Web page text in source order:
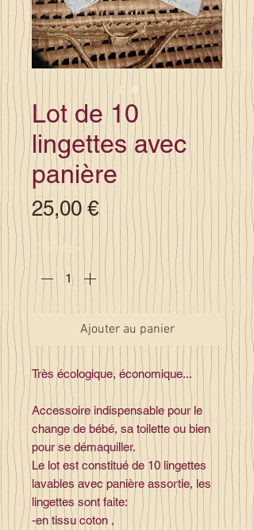
Lot de 10
lingettes avec
panière
25,00 €Prix
Quantité *
Ajouter au panier
Très écologique, économique...
Accessoire indispensable pour le
change de bébé, sa toilette ou bien
pour se démaquiller.
Le lot est constitué de 10 lingettes
lavables avec panière assortie, les
lingettes sont faite:
-en tissu coton ,